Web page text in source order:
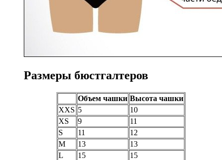
Размеры бюстгалтеров
Объем чашки Высота чашки
XXS 5
10
XS
9
11
S
11
12
M
13
13
L
15
15